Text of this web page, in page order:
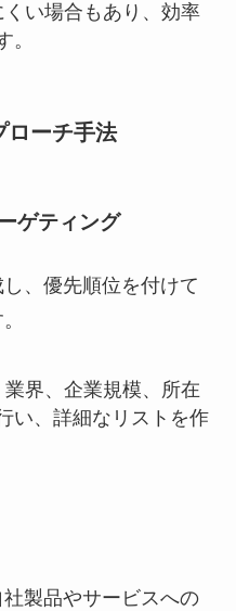
くい場合もあり、効率
。
ローチ手法
ゲティング
、優先順位を付けて
業界、企業規模、所在
い、詳細なリストを作
製品やサービスへの